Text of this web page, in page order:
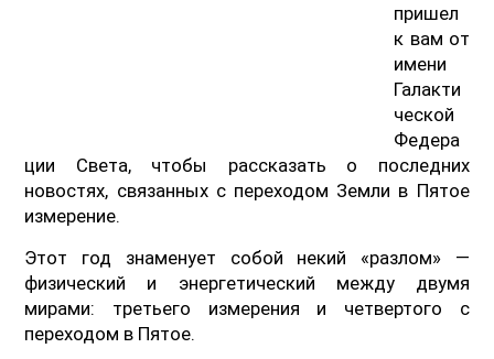
пришел
к вам от
имени
Галакти
ческой
Федера
ции Света, чтобы рассказать о последних
новостях, связанных с переходом Земли в Пятое
измерение.
Этот год знаменует собой некий «разлом» —
физический и энергетический между двумя
мирами: третьего измерения и четвертого с
переходом в Пятое.